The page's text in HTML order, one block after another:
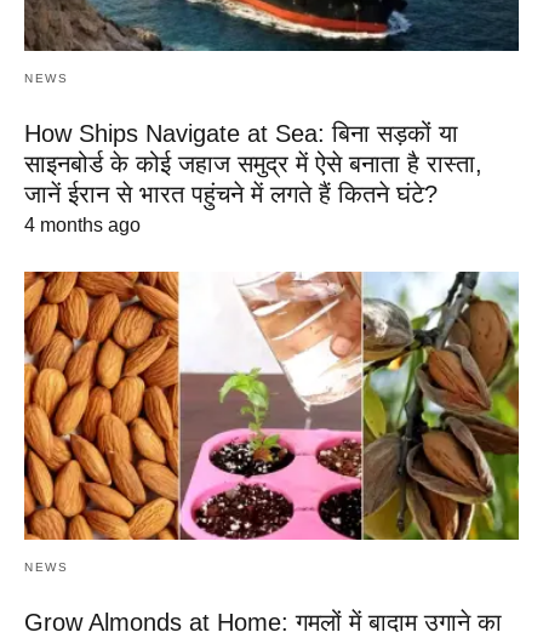
NEWS
How Ships Navigate at Sea: बिना सड़कों या
साइनबोर्ड के कोई जहाज समुद्र में ऐसे बनाता है रास्ता,
जानें ईरान से भारत पहुंचने में लगते हैं कितने घंटे?
4 months ago
NEWS
Grow Almonds at Home: गमलों में बादाम उगाने का